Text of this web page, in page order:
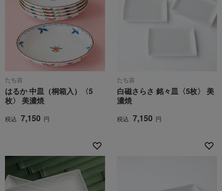
たち吉
はるか 中皿（桐箱入）〈5
枚〉 美濃焼
税込 7,150 円
たち吉
白磁さらさ 銘々皿〈5枚〉 美
濃焼
税込 7,150 円